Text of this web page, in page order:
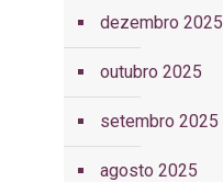
dezembro 2025
outubro 2025
setembro 2025
agosto 2025